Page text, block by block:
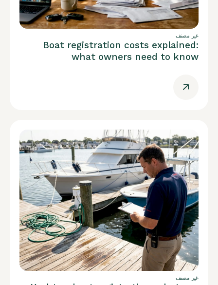
غير مصنف
Boat registration costs explained:
what owners need to know
غير مصنف